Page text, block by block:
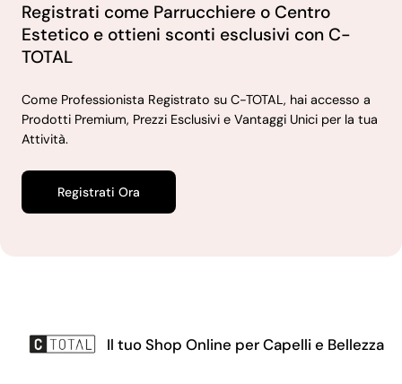
Registrati come Parrucchiere o Centro
Estetico e ottieni sconti esclusivi con C-
TOTAL
Come Professionista Registrato su C-TOTAL, hai accesso a
Prodotti Premium, Prezzi Esclusivi e Vantaggi Unici per la tua
Attività.
Registrati Ora
Il tuo Shop Online per Capelli e Bellezza